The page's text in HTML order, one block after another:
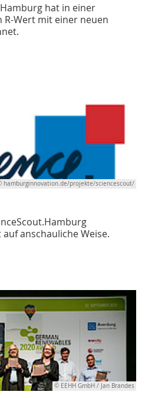
hat in einer
Wert mit einer neuen
hamburginnovation.de/projekte/sciencescout/
anschauliche Weise.
© EEHH GmbH / Jan Brandes